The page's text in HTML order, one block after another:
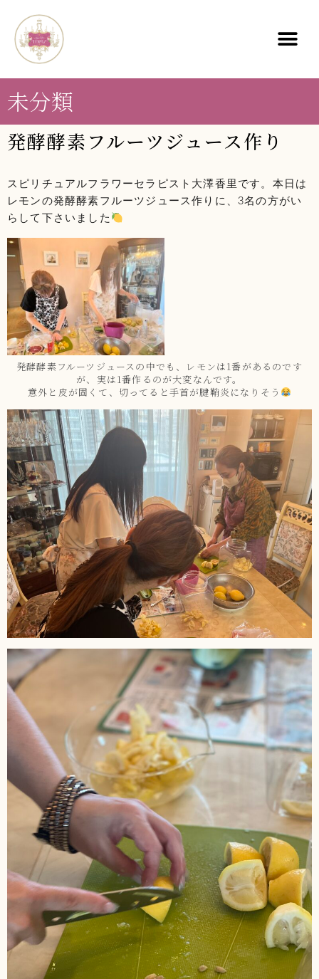
未分類
発酵酵素フルーツジュース作り
スピリチュアルフラワーセラピスト大澤香里です。本日は
レモンの発酵酵素フルーツジュース作りに、3名の方がい
らして下さいました
発酵酵素フルーツジュースの中でも、レモンは1番があるのです
が、実は1番作るのが大変なんです。
意外と皮が固くて、切ってると手首が腱鞘炎になりそう